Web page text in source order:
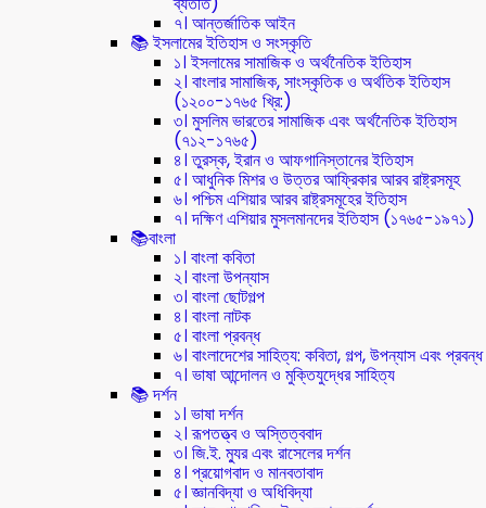
৭। আন্তর্জাতিক আইন
📚 ইসলামের ইতিহাস ও সংস্কৃতি
১। ইসলামের সামাজিক ও অর্থনৈতিক ইতিহাস
২। বাংলার সামাজিক, সাংস্কৃতিক ও অর্থতিক ইতিহাস
(১২০০-১৭৬৫ খ্রি:)
৩। মুসলিম ভারতের সামাজিক এবং অর্থনৈতিক ইতিহাস
(৭১২-১৭৬৫)
৪। তুরস্ক, ইরান ও আফগানিস্তানের ইতিহাস
৫। আধুনিক মিশর ও উত্তর আফ্রিকার আরব রাষ্ট্রসমূহ
৬। পশ্চিম এশিয়ার আরব রাষ্ট্রসমূহের ইতিহাস
৭। দক্ষিণ এশিয়ার মুসলমানদের ইতিহাস (১৭৬৫-১৯৭১)
📚বাংলা
১। বাংলা কবিতা
২। বাংলা উপন্যাস
৩। বাংলা ছোটগল্প
৪। বাংলা নাটক
৫। বাংলা প্রবন্ধ
৬। বাংলাদেশের সাহিত্য: কবিতা, গল্প, উপন্যাস এবং প্রবন্ধ
৭। ভাষা আন্দোলন ও মুক্তিযুদ্ধের সাহিত্য
📚 দর্শন
১। ভাষা দর্শন
২। রূপতত্ত্ব ও অস্তিত্ববাদ
৩। জি.ই. ম্যুর এবং রাসেলের দর্শন
৪। প্রয়োগবাদ ও মানবতাবাদ
৫। জ্ঞানবিদ্যা ও অধিবিদ্যা